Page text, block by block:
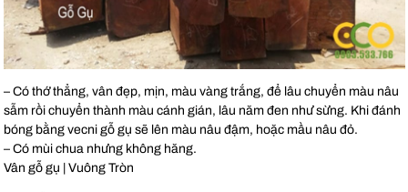
– Có thớ thẳng, vân đẹp, mịn, màu vàng trắng, để lâu chuyển màu nâu
sẫm rồi chuyển thành màu cánh gián, lâu năm đen như sừng. Khi đánh
bóng bằng vecni gỗ gụ sẽ lên màu nâu đậm, hoặc mầu nâu đỏ.
– Có mùi chua nhưng không hăng.
Vân gỗ gụ | Vuông Tròn